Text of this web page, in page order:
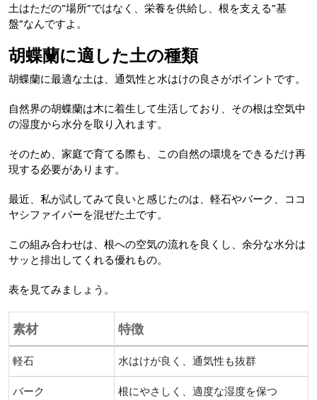
土はただの”場所”ではなく、栄養を供給し、根を支える”基
盤”なんですよ。
胡蝶蘭に適した土の種類
胡蝶蘭に最適な土は、通気性と水はけの良さがポイントです。
自然界の胡蝶蘭は木に着生して生活しており、その根は空気中
の湿度から水分を取り入れます。
そのため、家庭で育てる際も、この自然の環境をできるだけ再
現する必要があります。
最近、私が試してみて良いと感じたのは、軽石やバーク、ココ
ヤシファイバーを混ぜた土です。
この組み合わせは、根への空気の流れを良くし、余分な水分は
サッと排出してくれる優れもの。
表を見てみましょう。
素材 特徴
軽石 水はけが良く、通気性も抜群
バーク 根にやさしく、適度な湿度を保つ